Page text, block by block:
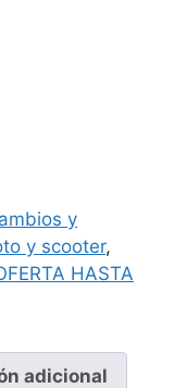
y
y scooter,
HASTA
adicional